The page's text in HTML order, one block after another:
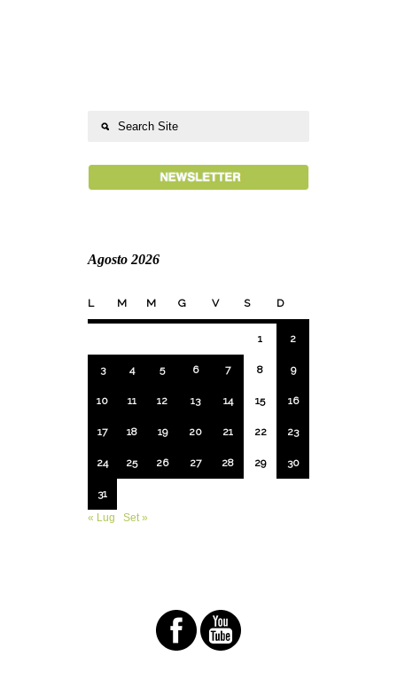
Agosto 2026
L M M G V S D
1 2
3 4 5 6 7 8 9
10 11 12 13 14 15 16
17 18 19 20 21 22 23
24 25 26 27 28 29 30
31
« Lug
Set »